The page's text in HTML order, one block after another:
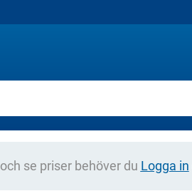
se priser behöver du Logga in